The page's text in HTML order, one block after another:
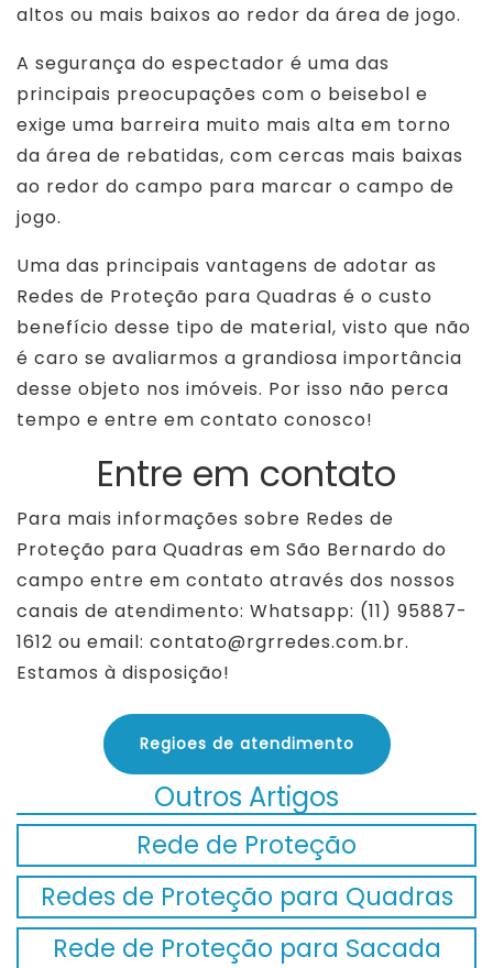
altos ou mais baixos ao redor da área de jogo.
A segurança do espectador é uma das
principais preocupações com o beisebol e
exige uma barreira muito mais alta em torno
da área de rebatidas, com cercas mais baixas
ao redor do campo para marcar o campo de
jogo.
Uma das principais vantagens de adotar as
Redes de Proteção para Quadras é o custo
benefício desse tipo de material, visto que não
é caro se avaliarmos a grandiosa importância
desse objeto nos imóveis. Por isso não perca
tempo e entre em contato conosco!
Entre em contato
Para mais informações sobre Redes de
Proteção para Quadras em São Bernardo do
campo entre em contato através dos nossos
canais de atendimento: Whatsapp: (11) 95887-
1612 ou email: contato@rgrredes.com.br.
Estamos à disposição!
Regioes de atendimento
Outros Artigos
Rede de Proteção
Redes de Proteção para Quadras
Rede de Proteção para Sacada